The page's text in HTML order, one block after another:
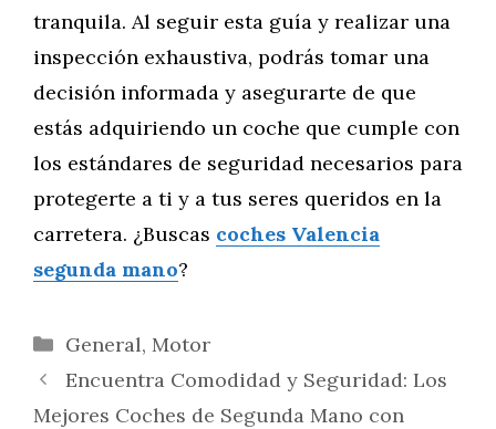
tranquila. Al seguir esta guía y realizar una
inspección exhaustiva, podrás tomar una
decisión informada y asegurarte de que
estás adquiriendo un coche que cumple con
los estándares de seguridad necesarios para
protegerte a ti y a tus seres queridos en la
carretera. ¿Buscas coches Valencia
segunda mano?
Categorías
General, Motor
Encuentra Comodidad y Seguridad: Los
Mejores Coches de Segunda Mano con